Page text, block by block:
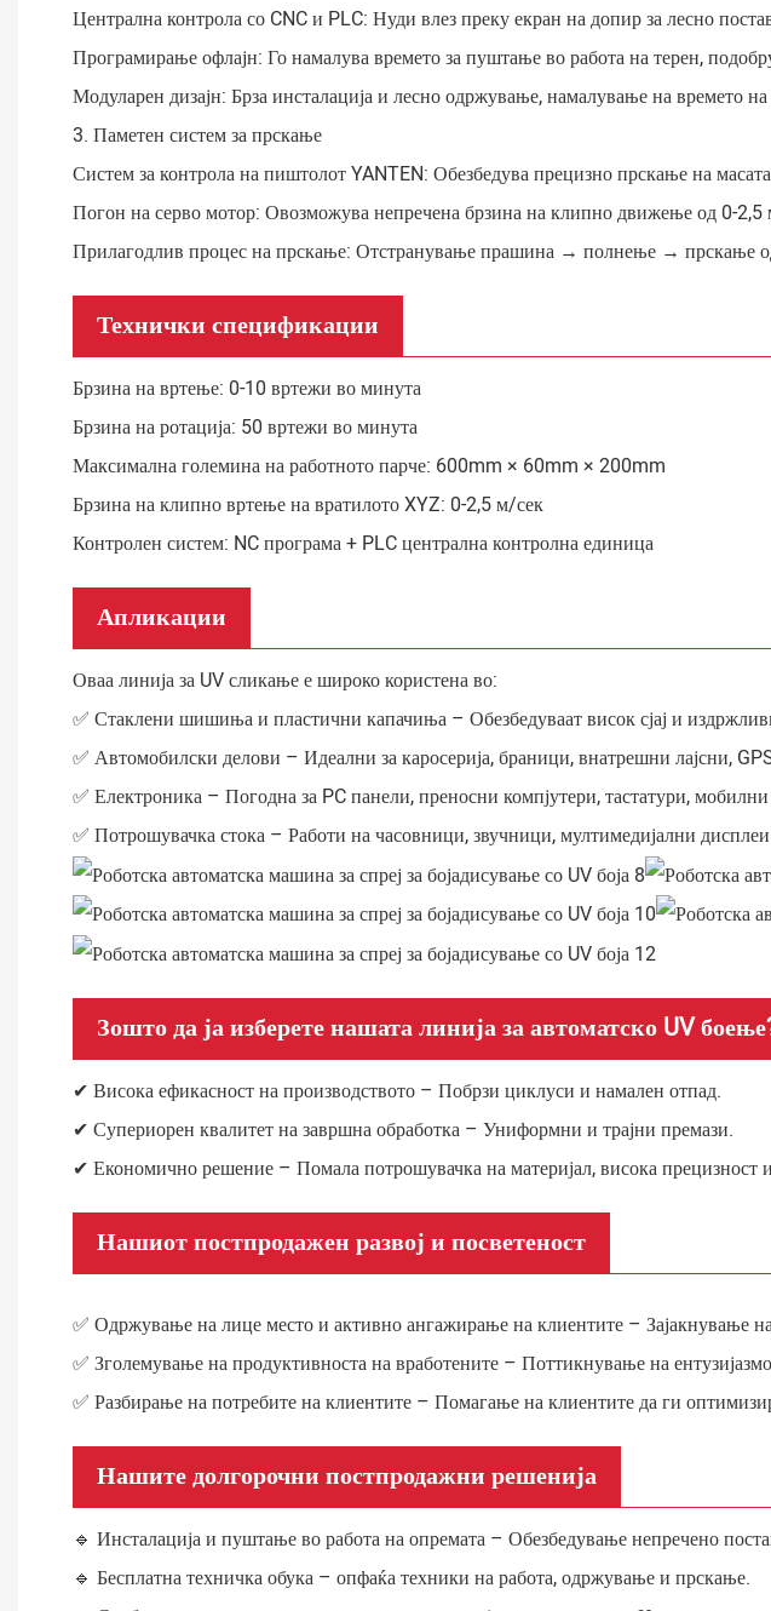
Централна контрола со CNC и PLC: Нуди влез преку екран на допир за лесно
Програмирање офлајн: Го намалува времето за пуштање во работа на терен,
Модуларен дизајн: Брза инсталација и лесно одржување, намалување на времето на
3. Паметен систем за прскање
Систем за контрола на пиштолот YANTEN: Обезбедува прецизно прскање на
Погон на серво мотор: Овозможува непречена брзина на клипно движење од 0-2,5
Прилагодлив процес на прскање: Отстранување прашина → полнење → прскање
Технички спецификации
Брзина на вртење: 0-10 вртежи во минута
Брзина на ротација: 50 вртежи во минута
Максимална големина на работното парче: 600mm × 60mm × 200mm
Брзина на клипно вртење на вратилото XYZ: 0-2,5 м/сек
Контролен систем: NC програма + PLC централна контролна единица
Апликации
Оваа линија за UV сликање е широко користена во:
✅ Стаклени шишиња и пластични капачиња – Обезбедуваат висок сјај и
✅ Автомобилски делови – Идеални за каросерија, браници, внатрешни лајсни,
✅ Електроника – Погодна за PC панели, преносни компјутери, тастатури,
✅ Потрошувачка стока – Работи на часовници, звучници, мултимедијални
Зошто да ја изберете нашата линија за автоматско UV
✔ Висока ефикасност на производството – Побрзи циклуси и намален отпад.
✔ Супериорен квалитет на завршна обработка – Униформни и трајни премази.
✔ Економично решение – Помала потрошувачка на материјал, висока прецизност
Нашиот постпродажен развој и посветеност
✅ Одржување на лице место и активно ангажирање на клиентите – Зајакнување
✅ Зголемување на продуктивноста на вработените – Поттикнување на
✅ Разбирање на потребите на клиентите – Помагање на клиентите да ги
Нашите долгорочни постпродажни решенија
🔹 Инсталација и пуштање во работа на опремата – Обезбедување непречено
🔹 Бесплатна техничка обука – опфаќа техники на работа, одржување и прскање.